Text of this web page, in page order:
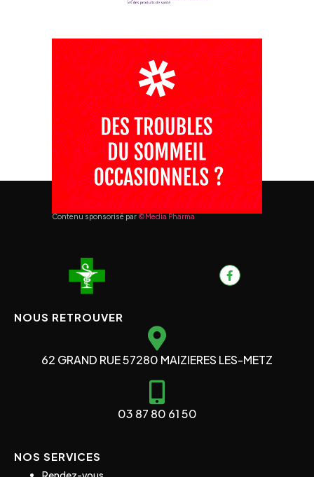
Contenu sponsorisé par ©Media Pharma
NOUS RETROUVER
62 GRAND RUE 57280 MAIZIERES LES-METZ
03 87 80 61 50
NOS SERVICES